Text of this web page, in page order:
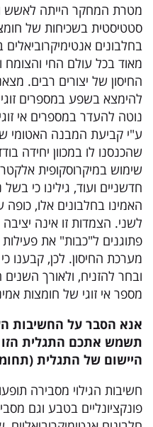
מטרת המחקר הייתה לאשש
סטטיסטית בשכיחות של
בחלבונים
מאוד בכל עולם החי
החיסון של יצורים רבים.
להימצא בשפע במספרים
נוטה להעדר במספרים אי
ע"י קביעת המבנה האטומי
שהכנסנו לו במכוון יחידה
שימוש במיקרוסקופית
חדשניים ועוד, גילינו כי
האמינו בחלבונים אלו,
לשני. הצמדות זו אינה
פתוגנים ל"כבות" את
מערכת החיסון. לכן, קבענו
ובחר להזניח, ולאורך השנים
מספר אי זוגי של חומצות
אנא הסבר על החשיבות
תשמש אתכם התגלית הזו
היישום של התגלית
חשיבות הגילוי מסבירה
פונקציונליים בטבע וגם